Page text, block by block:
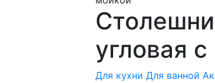
угловая
Для кухни Для ванной